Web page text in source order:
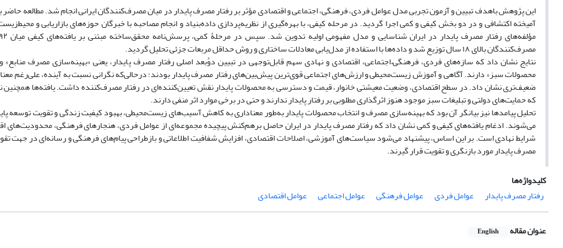
این پژوهش باهدف تبیین و آزمون تجربی مدل عوامل فردی، فرهنگی، اجتماعی و اقتصادی مؤثر بر رفتار مصرف پایدار در میان مصرف‌کنندگان ایرانی انجام شد. مطالعه حاضر
آمیخته اکتشافی و در دو بخش کیفی و کمی اجرا گردید. در مرحله کیفی، با بهره‌گیری از نظریه‌پردازی داده‌بنیاد و انجام مصاحبه با خبرگان حوزه‌های بازاریابی و
مصرف‌کنندگان بالای ۱۸ سال توزیع شد و داده‌ها با استفاده از مدل‌یابی معادلات ساختاری و روش حداقل مربعات جزئی تحلیل گردید.
نتایج نشان داد که سازه‌های فردی، فرهنگی–اجتماعی، اقتصادی و نهادی سهم قابل‌توجهی در تبیین دوُبعد اصلی رفتار مصرف پایدار، یعنی «بهینه‌سازی مصرف منابع»
محصولات سبز» دارند. آگاهی و آموزش زیست‌محیطی و ارزش‌های اجتماعی قوی‌ترین پیش‌بین‌های رفتار مصرف پایدار بودند؛ درحالی‌که نگرانی نسبت به آینده، علی‌رغم
ضعیف‌تری نشان داد. در سطح اقتصادی، وضعیت معیشتی خانوار، قیمت و دسترسی به محصولات پایدار نقش تعیین‌کننده‌ای در رفتار مصرف‌کننده داشت. یافته‌ها همچنین
که حمایت‌های دولتی و تبلیغات سبز موجود هنوز اثرگذاری مطلوبی بر رفتار پایدار ندارند و حتی در برخی موارد اثر منفی دارند.
تحلیل پیامدها نیز بیانگر آن بود که بهینه‌سازی مصرف و انتخاب محصولات پایدار به‌طور معناداری به کاهش آسیب‌های زیست‌محیطی، بهبود کیفیت زندگی و تقویت توسعه
می‌شوند. ادغام یافته‌های کیفی و کمی نشان داد که رفتار مصرف پایدار در ایران حاصل برهم‌کنش پیچیده مجموعه‌ای از عوامل فردی، هنجارهای فرهنگی، محدودیت‌های
شرایط نهادی است. بر این اساس، پیشنهاد می‌شود سیاست‌های آموزشی، اصلاحات اقتصادی، افزایش شفافیت اطلاعاتی و بازطراحی پیام‌های فرهنگی و رسانه‌ای در جهت
مصرف پایدار مورد بازنگری و تقویت قرار گیرند.
کلیدواژه‌ها
رفتار مصرف پایدار
عوامل فردی عوامل فرهنگی عوامل اجتماعی عوامل اقتصادی
عنوان مقاله English